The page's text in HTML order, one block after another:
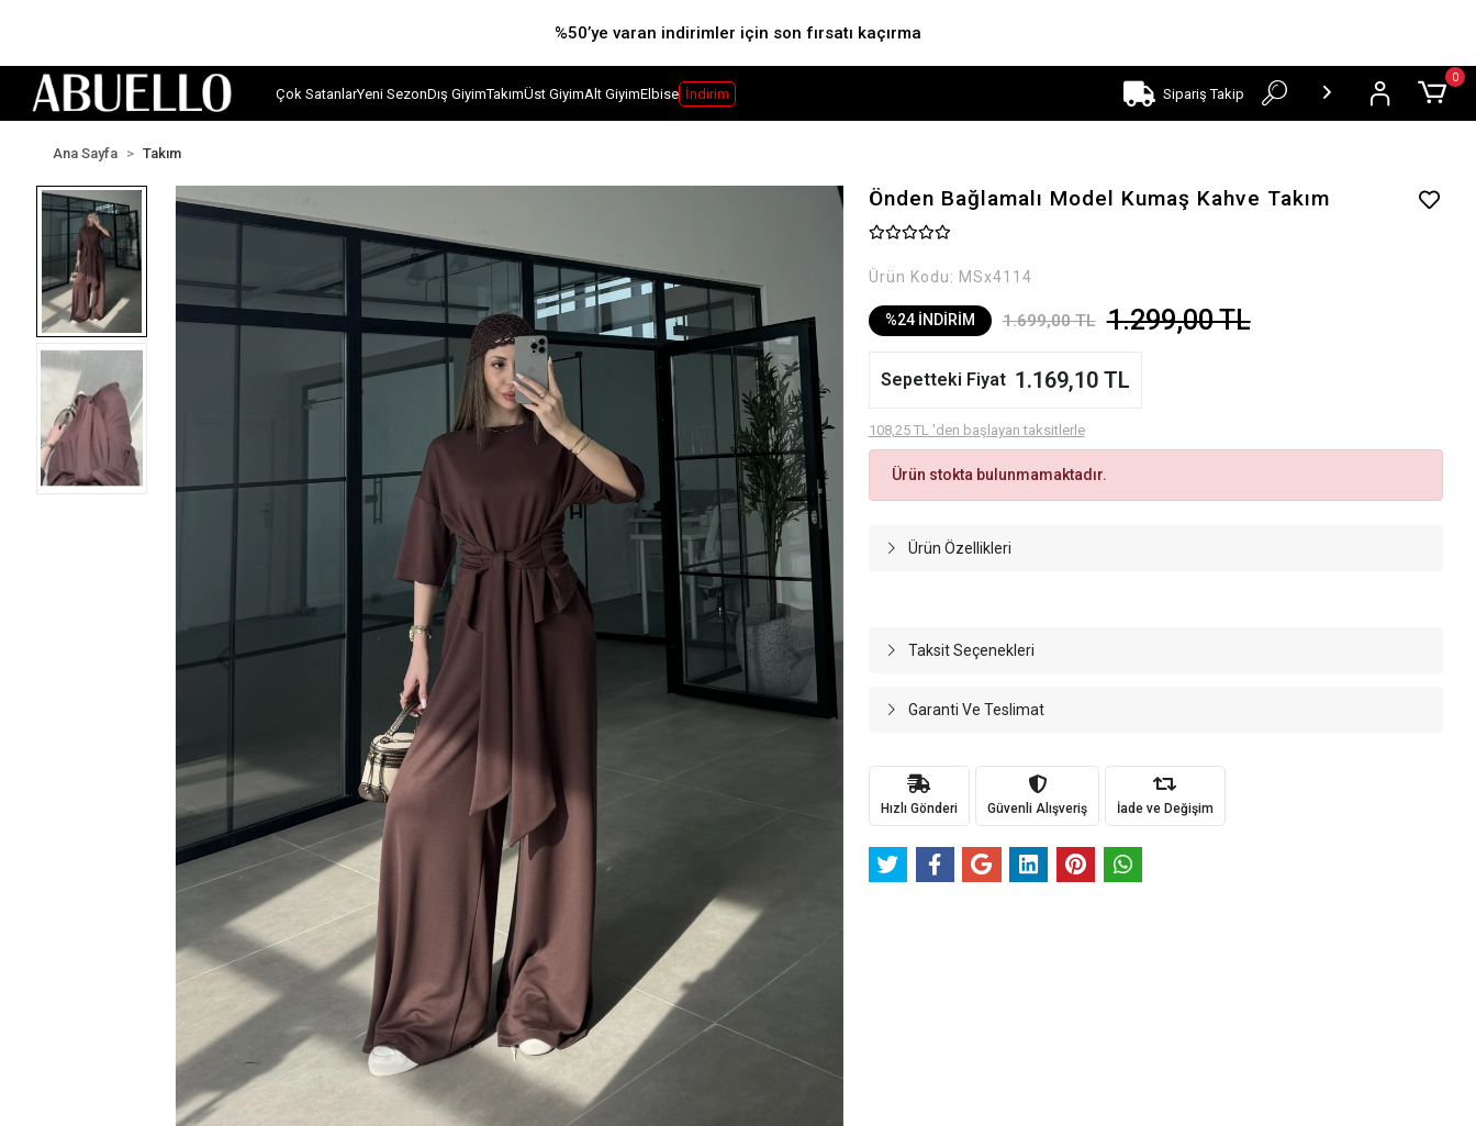
%50’ye varan indirimler için son fırsatı kaçırma
Çok SatanlarYeni SezonDış GiyimTakımÜst GiyimAlt GiyimElbise İndirim Sipariş Takip
0
Ana Sayfa Takım
Önden Bağlamalı Model Kumaş Kahve Takım
Ürün Kodu: MSx4114
%24 İNDİRİM 1.699,00 TL 1.299,00 TL
Sepetteki Fiyat 1.169,10 TL
108,25 TL 'den başlayan taksitlerle
Ürün stokta bulunmamaktadır.
Ürün Özellikleri
Taksit Seçenekleri
Garanti Ve Teslimat
Hızlı Gönderi Güvenli Alışveriş İade ve Değişim